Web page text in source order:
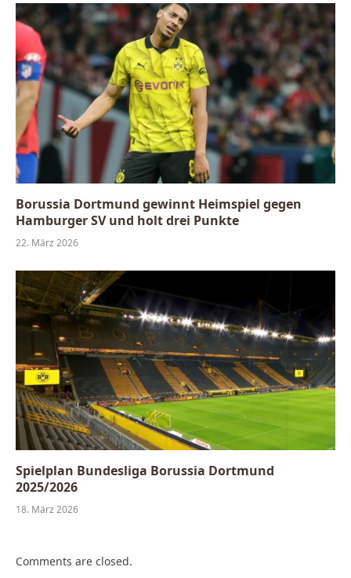
Borussia Dortmund gewinnt Heimspiel gegen
Hamburger SV und holt drei Punkte
22. März 2026
Spielplan Bundesliga Borussia Dortmund
2025/2026
18. März 2026
Comments are closed.